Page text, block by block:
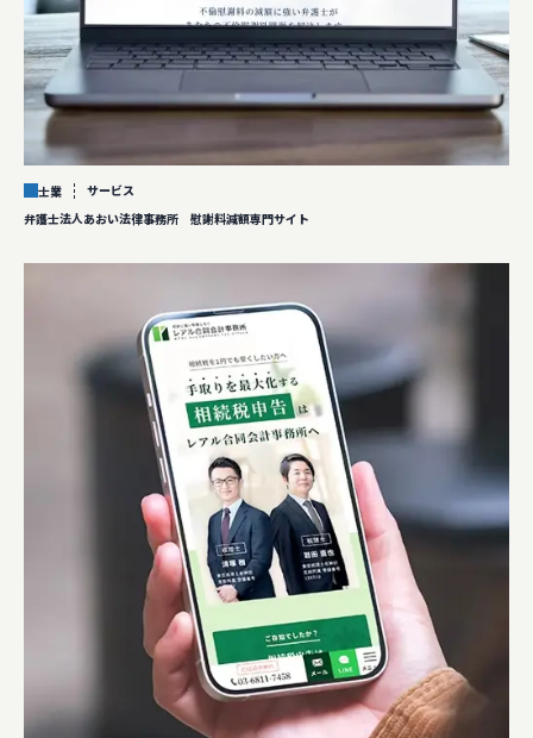
士業
サービス
弁護士法人あおい法律事務所 慰謝料減額専門サイト